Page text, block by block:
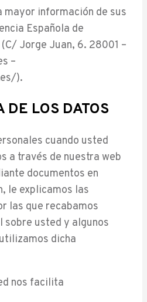
mayor información de sus
Española de
Jorge Juan, 6. 28001 –
–
).
DE LOS DATOS
cuando usted
a través de nuestra web
documentos en
le explicamos las
las que recabamos
sobre usted y algunos
dicha
nos facilita